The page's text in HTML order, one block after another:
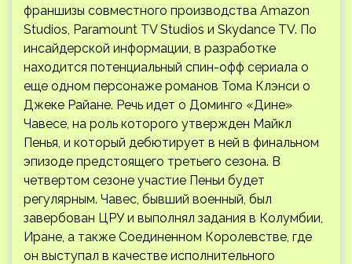
франшизы совместного производства Amazon
Studios, Paramount TV Studios и Skydance TV. По
инсайдерской информации, в разработке
находится потенциальный спин-офф сериала о
еще одном персонаже романов Тома Клэнси о
Джеке Райане. Речь идет о Доминго «Дине»
Чавесе, на роль которого утвержден Майкл
Пенья, и который дебютирует в ней в финальном
эпизоде предстоящего третьего сезона. В
четвертом сезоне участие Пеньи будет
регулярным. Чавес, бывший военный, был
завербован ЦРУ и выполнял задания в Колумбии,
Иране, а также Соединенном Королевстве, где
он выступал в качестве исполнительного